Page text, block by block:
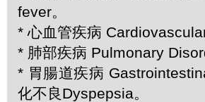
fever。
* 心血管疾病
* 肺部疾病 Pulmonary
* 胃腸道疾病
化不良Dyspepsia。